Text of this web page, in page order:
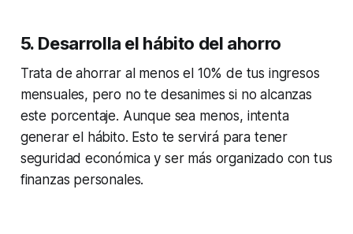
5. Desarrolla el hábito del ahorro
Trata de ahorrar al menos el 10% de tus ingresos
mensuales, pero no te desanimes si no alcanzas
este porcentaje. Aunque sea menos, intenta
generar el hábito. Esto te servirá para tener
seguridad económica y ser más organizado con tus
finanzas personales.